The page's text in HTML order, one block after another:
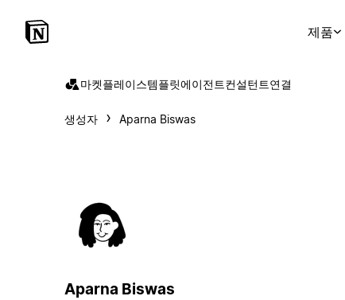
제품
마켓플레이스템플릿에이전트컨설턴트연결
생성자 Aparna Biswas
Aparna Biswas